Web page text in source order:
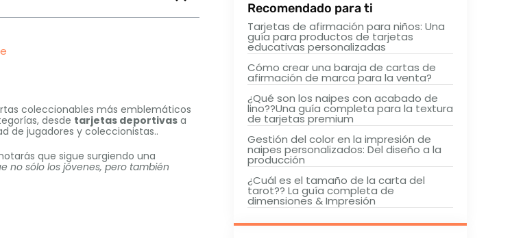
coleccionables más emblemáticos
desde tarjetas deportivas a
de jugadores y coleccionistas..
que sigue surgiendo una
no sólo los jóvenes, pero también
Recomendado para ti
Tarjetas de afirmación para niños: Una
guía para productos de tarjetas
educativas personalizadas
Cómo crear una baraja de cartas de
afirmación de marca para la venta?
¿Qué son los naipes con acabado de
lino??Una guía completa para la textura
de tarjetas premium
Gestión del color en la impresión de
naipes personalizados: Del diseño a la
producción
¿Cuál es el tamaño de la carta del
tarot?? La guía completa de
dimensiones & Impresión